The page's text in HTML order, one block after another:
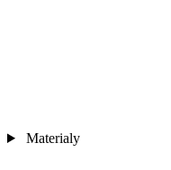
Materialy